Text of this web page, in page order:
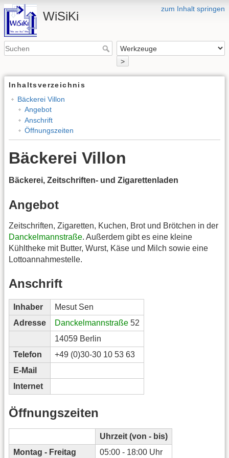
zum Inhalt springen
WiSiKi
>
Inhaltsverzeichnis
Bäckerei Villon
Angebot
Anschrift
Öffnungszeiten
Bäckerei Villon
Bäckerei, Zeitschriften- und Zigarettenladen
Angebot
Zeitschriften, Zigaretten, Kuchen, Brot und Brötchen in der
Danckelmannstraße. Außerdem gibt es eine kleine
Kühltheke mit Butter, Wurst, Käse und Milch sowie eine
Lottoannahmestelle.
Anschrift
Inhaber
Mesut Sen
Adresse
Danckelmannstraße 52
14059 Berlin
Telefon
+49 (0)30-30 10 53 63
E-Mail
Internet
Öffnungszeiten
Uhrzeit (von - bis)
Montag - Freitag
05:00 - 18:00 Uhr